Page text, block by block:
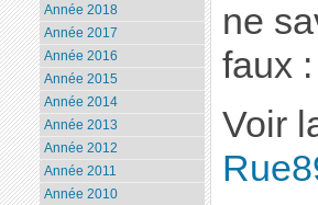
ne
faux
Voir
Année 2018
Année 2017
Année 2016
Année 2015
Année 2014
Année 2013
Année 2012
Année 2011
Année 2010